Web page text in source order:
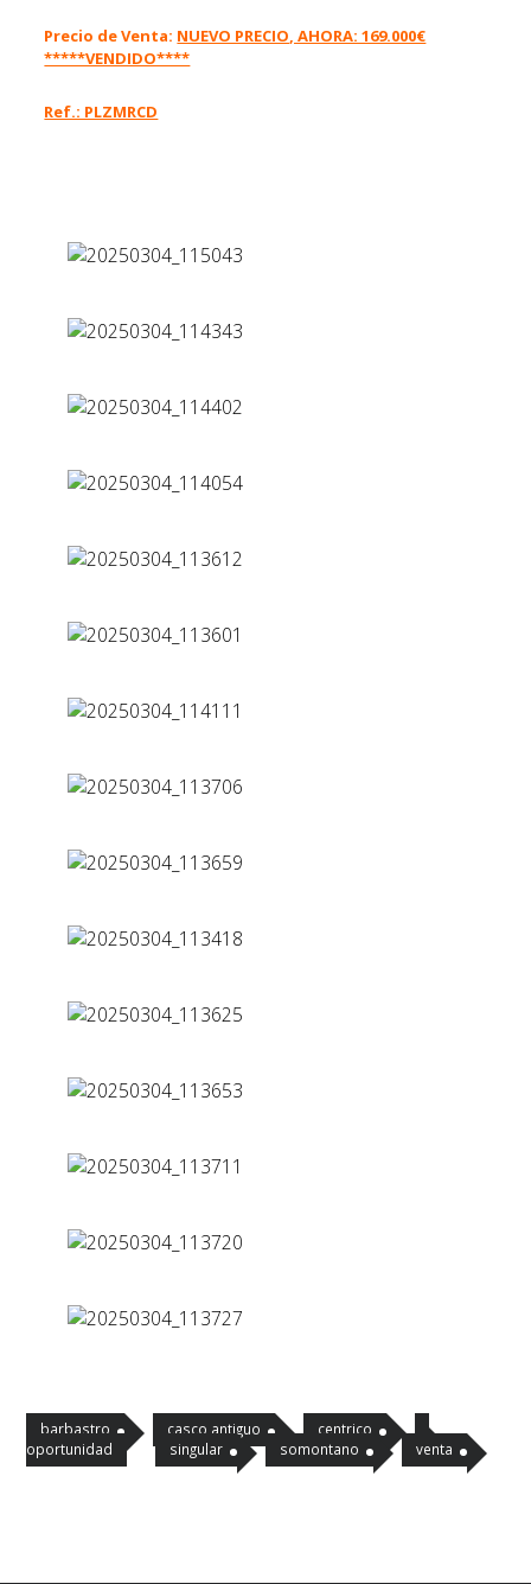
Precio de Venta: NUEVO PRECIO, AHORA: 169.000€
*****VENDIDO****
Ref.: PLZMRCD
barbastro casco antiguo
centrico
oportunidad
singular somontano venta